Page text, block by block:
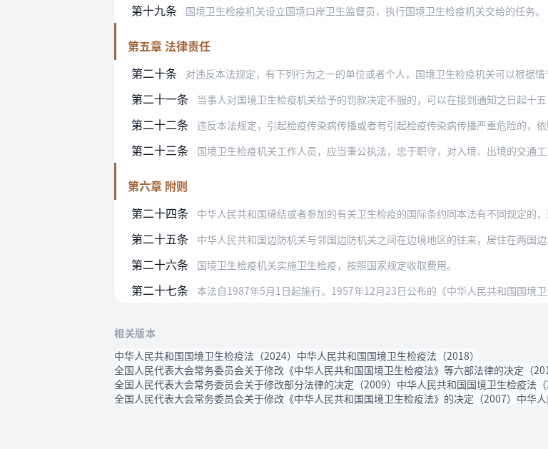
第十九条 国境卫生检疫机关设立国境口岸卫生监督员，执行国境卫生检疫机关交给的任务。
第五章 法律责任
第二十条
对违反本法规定，有下列行为之一的单位或者个人，国境卫生检疫机关可以根据情
第二十一条 当事人对国境卫生检疫机关给予的罚款决定不服的，可以在接到通知之日起十五日内，向当地人民法
第二十二条 违反本法规定，引起检疫传染病传播或者有引起检疫传染病传播严重危险的，依
第二十三条 国境卫生检疫机关工作人员，应当秉公执法，忠于职守，对入境、出境的交通工具和人员，及时进
第六章 附则
第二十四条
中华人民共和国缔结或者参加的有关卫生检疫的国际条约同本法有不同规定的，适
第二十五条 中华人民共和国边防机关与邻国边防机关之间在边境地区的往来，居住在两国边境接壤地区的居民在
第二十六条 国境卫生检疫机关实施卫生检疫，按照国家规定收取费用。
第二十七条 本法自1987年5月1日起施行。1957年12月23日公布的《中华人民共和国国境卫
相关版本
中华人民共和国国境卫生检疫法（2024） 中华人民共和国国境卫生检疫法（2018）
全国人民代表大会常务委员会关于修改《中华人民共和国国境卫生检疫法》等六部法律的决定（
全国人民代表大会常务委员会关于修改部分法律的决定（2009） 中华人民共和国国境卫生检疫法（
全国人民代表大会常务委员会关于修改《中华人民共和国国境卫生检疫法》的决定（2007） 中华